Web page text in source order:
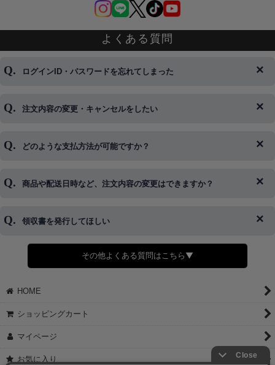
よくある質問
ログインID・パスワードを忘れてしまった
◆下記ページより、ログインIDの変更が可能です。
注文内容の変更・キャンセルをしたい
◆即日発送を行なっている関係上、午後以降のご連絡やキャンセル
※発送後、発送準備が完了しお手続きが間に合わない場合は変更、
どのような支払方法が可能ですか？
◆代金引換・クレジットカード・携帯キャリア決済・おねだり決
商品や配送日時など、注文内容の変更はできますか？
◆商品発送前の変更は承っております。
さい。
領収書を発行してほしい
◆領収書はご希望頂いた場合のみ発行しております。
【これからご注文する場合】
願いします。
②宛名（空欄は上様は不可）
その他よくある質問はこちら▼
HOME
ショッピングカート
マイページ
お気に入り